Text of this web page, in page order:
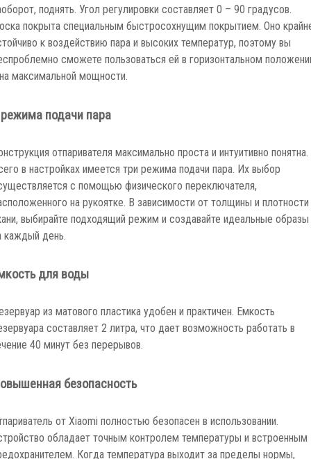
поднять. Угол регулировки составляет 0 – 90 градусов.
покрыта специальным быстросохнущим покрытием. Оно
к воздействию пара и высоких температур, поэтому вы
сможете пользоваться ей в горизонтальном
максимальной мощности.
подачи пара
отпаривателя максимально проста и интуитивно понятна.
в настройках имеется три режима подачи пара. Их выбор
с помощью физического переключателя,
на рукоятке. В зависимости от толщины и плотности
выбирайте подходящий режим и создавайте идеальные образы
каждый день.
для воды
из матового пластика удобен и практичен. Емкость
составляет 2 литра, что дает возможность работать в
40 минут без перерывов.
безопасность
от Xiaomi полностью безопасен в использовании.
обладает точным контролем температуры и встроенным
Когда температура выходит за пределы нормы,